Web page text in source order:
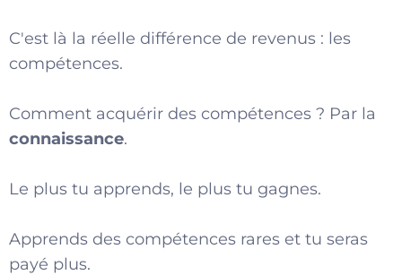
C'est là la réelle différence de revenus : les
compétences.
Comment acquérir des compétences ? Par la
connaissance.
Le plus tu apprends, le plus tu gagnes.
Apprends des compétences rares et tu seras
payé plus.